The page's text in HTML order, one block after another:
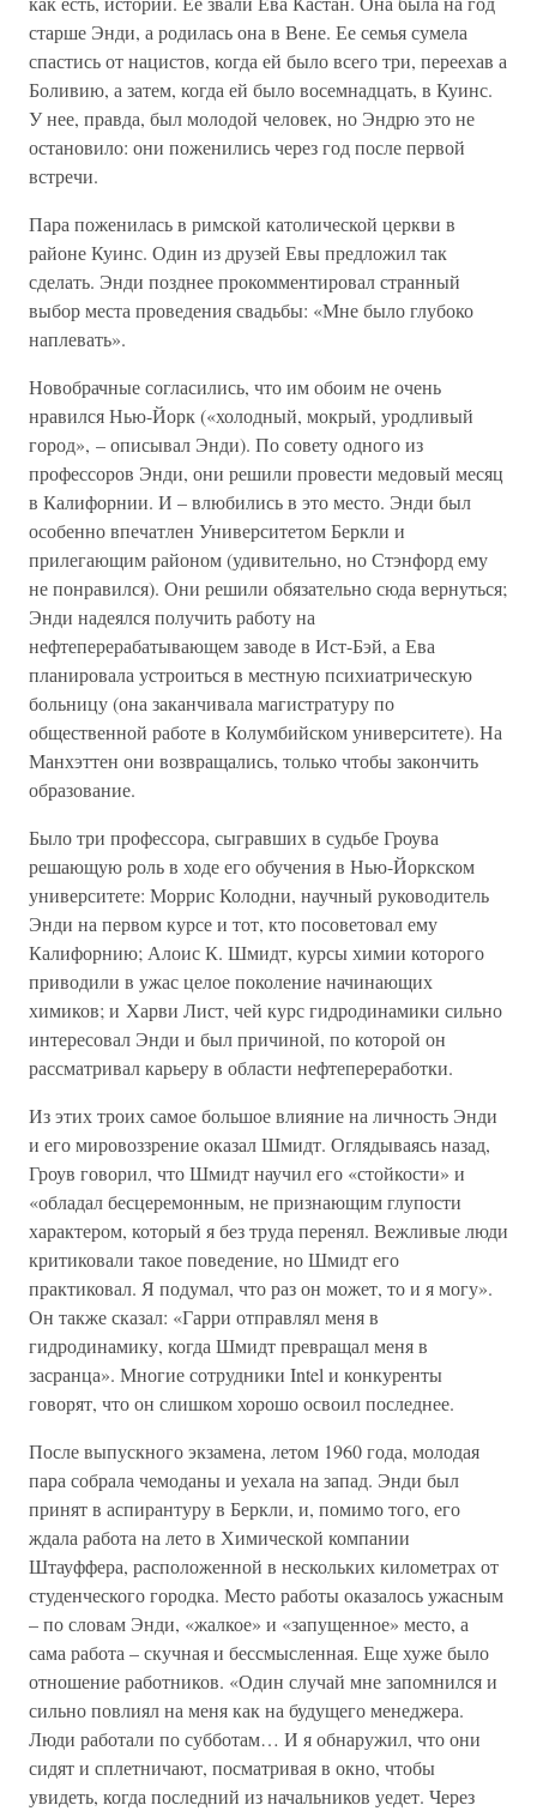
старше Энди, а родилась она в Вене. Ее семья сумела
спастись от нацистов, когда ей было всего три, переехав а
Боливию, а затем, когда ей было восемнадцать, в Куинс.
У нее, правда, был молодой человек, но Эндрю это не
остановило: они поженились через год после первой
встречи.
Пара поженилась в римской католической церкви в
районе Куинс. Один из друзей Евы предложил так
сделать. Энди позднее прокомментировал странный
выбор места проведения свадьбы: «Мне было глубоко
наплевать».
Новобрачные согласились, что им обоим не очень
нравился Нью-Йорк («холодный, мокрый, уродливый
город», – описывал Энди). По совету одного из
профессоров Энди, они решили провести медовый месяц
в Калифорнии. И – влюбились в это место. Энди был
особенно впечатлен Университетом Беркли и
прилегающим районом (удивительно, но Стэнфорд ему
не понравился). Они решили обязательно сюда вернуться;
Энди надеялся получить работу на
нефтеперерабатывающем заводе в Ист-Бэй, а Ева
планировала устроиться в местную психиатрическую
больницу (она заканчивала магистратуру по
общественной работе в Колумбийском университете). На
Манхэттен они возвращались, только чтобы закончить
образование.
Было три профессора, сыгравших в судьбе Гроува
решающую роль в ходе его обучения в Нью-Йоркском
университете: Моррис Колодни, научный руководитель
Энди на первом курсе и тот, кто посоветовал ему
Калифорнию; Алоис К. Шмидт, курсы химии которого
приводили в ужас целое поколение начинающих
химиков; и Харви Лист, чей курс гидродинамики сильно
интересовал Энди и был причиной, по которой он
рассматривал карьеру в области нефтепереработки.
Из этих троих самое большое влияние на личность Энди
и его мировоззрение оказал Шмидт. Оглядываясь назад,
Гроув говорил, что Шмидт научил его «стойкости» и
«обладал бесцеремонным, не признающим глупости
характером, который я без труда перенял. Вежливые люди
критиковали такое поведение, но Шмидт его
практиковал. Я подумал, что раз он может, то и я могу».
Он также сказал: «Гарри отправлял меня в
гидродинамику, когда Шмидт превращал меня в
засранца». Многие сотрудники Intel и конкуренты
говорят, что он слишком хорошо освоил последнее.
После выпускного экзамена, летом 1960 года, молодая
пара собрала чемоданы и уехала на запад. Энди был
принят в аспирантуру в Беркли, и, помимо того, его
ждала работа на лето в Химической компании
Штауффера, расположенной в нескольких километрах от
студенческого городка. Место работы оказалось ужасным
– по словам Энди, «жалкое» и «запущенное» место, а
сама работа – скучная и бессмысленная. Еще хуже было
отношение работников. «Один случай мне запомнился и
сильно повлиял на меня как на будущего менеджера.
Люди работали по субботам… И я обнаружил, что они
сидят и сплетничают, посматривая в окно, чтобы
увидеть, когда последний из начальников уедет. Через